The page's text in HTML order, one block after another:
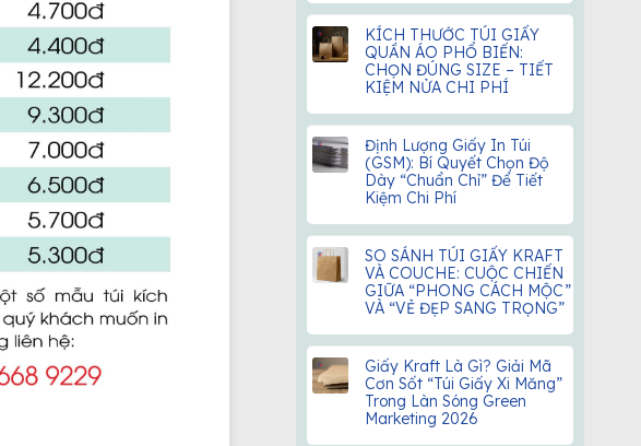
KÍCH THƯỚC TÚI GIẤY
QUẦN ÁO PHỔ BIẾN:
CHỌN ĐÚNG SIZE – TIẾT
KIỆM NỬA CHI PHÍ
Định Lượng Giấy In Túi
(GSM): Bí Quyết Chọn Độ
Dày “Chuẩn Chỉ” Để Tiết
Kiệm Chi Phí
SO SÁNH TÚI GIẤY KRAFT
VÀ COUCHE: CUỘC CHIẾN
GIỮA “PHONG CÁCH MỘC”
VÀ “VẺ ĐẸP SANG TRỌNG”
Giấy Kraft Là Gì? Giải Mã
Cơn Sốt “Túi Giấy Xi Măng”
Trong Làn Sóng Green
Marketing 2026